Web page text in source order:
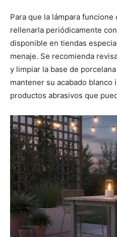
Para que la lámpara
rellenarla periódicamente
disponible en tiendas
menaje. Se recomienda
y limpiar la base de
mantener su acabado blanco
productos abrasivos que